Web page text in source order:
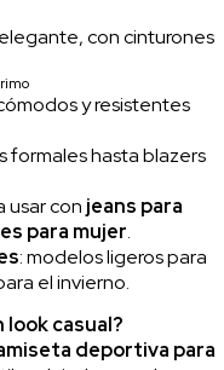
con cinturones
y resistentes
formales hasta blazers
usar con jeans para
para mujer.
: modelos ligeros para
el invierno.
look casual?
deportiva para